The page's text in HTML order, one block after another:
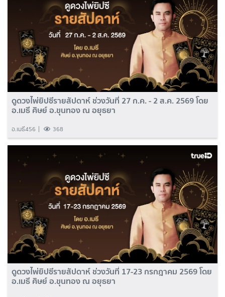
ดูดวงไพ่ยิปซีรายสัปดาห์ ช่วงวันที่ 27 ก.ค. - 2 ส.ค. 2569 โดย
อ.เมธี ศิษย์ อ.ขุนทอง ณ อยุธยา
อ.เมธี456 368
ดูดวงไพ่ยิปซีรายสัปดาห์ ช่วงวันที่ 17-23 กรกฎาคม 2569 โดย
อ.เมธี ศิษย์ อ.ขุนทอง ณ อยุธยา